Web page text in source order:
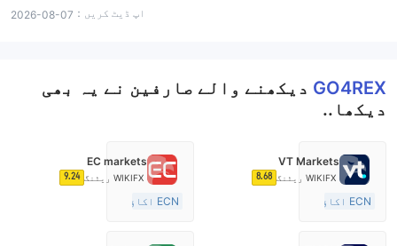
اپ ڈیٹ کریں： 2026-08-07
GO4REX دیکھنے والے صارفین نے یہ بھی
دیکھا..
VT Markets
WIKIFX ریٹنگ 8.68
ECN اکاؤنٹ
EC markets
WIKIFX ریٹنگ 9.24
ECN اکاؤنٹ